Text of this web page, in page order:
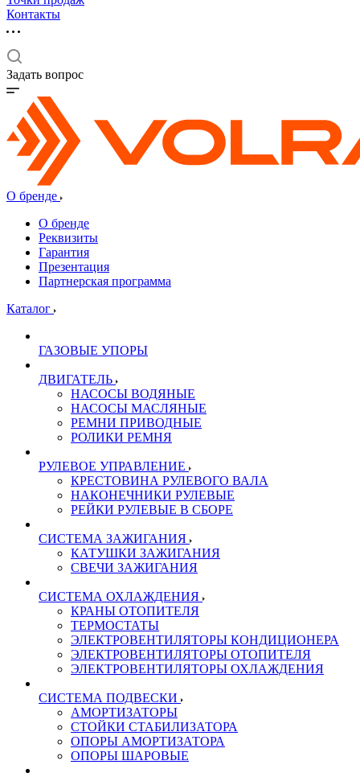
Контакты
Задать вопрос
О бренде
О бренде
Реквизиты
Гарантия
Презентация
Партнерская программа
Каталог
ГАЗОВЫЕ УПОРЫ
ДВИГАТЕЛЬ
НАСОСЫ ВОДЯНЫЕ
НАСОСЫ МАСЛЯНЫЕ
РЕМНИ ПРИВОДНЫЕ
РОЛИКИ РЕМНЯ
РУЛЕВОЕ УПРАВЛЕНИЕ
КРЕСТОВИНА РУЛЕВОГО ВАЛА
НАКОНЕЧНИКИ РУЛЕВЫЕ
РЕЙКИ РУЛЕВЫЕ В СБОРЕ
СИСТЕМА ЗАЖИГАНИЯ
КАТУШКИ ЗАЖИГАНИЯ
СВЕЧИ ЗАЖИГАНИЯ
СИСТЕМА ОХЛАЖДЕНИЯ
КРАНЫ ОТОПИТЕЛЯ
ТЕРМОСТАТЫ
ЭЛЕКТРОВЕНТИЛЯТОРЫ КОНДИЦИОНЕРА
ЭЛЕКТРОВЕНТИЛЯТОРЫ ОТОПИТЕЛЯ
ЭЛЕКТРОВЕНТИЛЯТОРЫ ОХЛАЖДЕНИЯ
СИСТЕМА ПОДВЕСКИ
АМОРТИЗАТОРЫ
СТОЙКИ СТАБИЛИЗАТОРА
ОПОРЫ АМОРТИЗАТОРА
ОПОРЫ ШАРОВЫЕ